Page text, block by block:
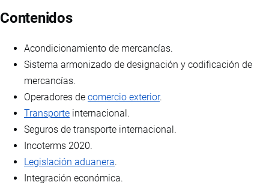
Contenidos
Acondicionamiento de mercancías.
Sistema armonizado de designación y codificación de
mercancías.
Operadores de comercio exterior.
Transporte internacional.
Seguros de transporte internacional.
Incoterms 2020.
Legislación aduanera.
Integración económica.